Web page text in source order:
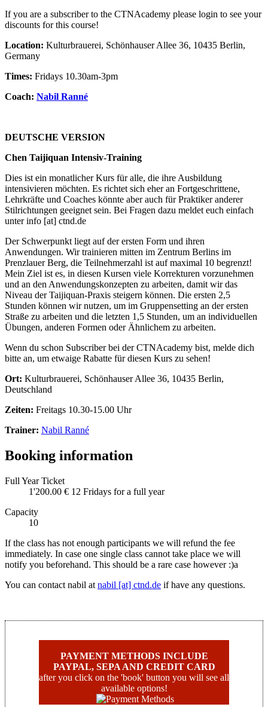
If you are a subscriber to the CTNAcademy please login to see your
discounts for this course!
Location: Kulturbrauerei, Schönhauser Allee 36, 10435 Berlin,
Germany
Times: Fridays 10.30am-3pm
Coach: Nabil Ranné
DEUTSCHE VERSION
Chen Taijiquan Intensiv-Training
Dies ist ein monatlicher Kurs für alle, die ihre Ausbildung
intensivieren möchten. Es richtet sich eher an Fortgeschrittene,
Lehrkräfte und Coaches könnte aber auch für Praktiker anderer
Stilrichtungen geeignet sein. Bei Fragen dazu meldet euch einfach
unter info [at] ctnd.de
Der Schwerpunkt liegt auf der ersten Form und ihren
Anwendungen. Wir trainieren mitten im Zentrum Berlins im
Prenzlauer Berg, die Teilnehmerzahl ist auf maximal 10 begrenzt!
Mein Ziel ist es, in diesen Kursen viele Korrekturen vorzunehmen
und an den Anwendungskonzepten zu arbeiten, damit wir das
Niveau der Taijiquan-Praxis steigern können. Die ersten 2,5
Stunden können wir nutzen, um im Gruppensetting an der ersten
Straße zu arbeiten und die letzten 1,5 Stunden, um an individuellen
Übungen, anderen Formen oder Ähnlichem zu arbeiten.
Wenn du schon Subscriber bei der CTNAcademy bist, melde dich
bitte an, um etwaige Rabatte für diesen Kurs zu sehen!
Ort: Kulturbrauerei, Schönhauser Allee 36, 10435 Berlin,
Deutschland
Zeiten: Freitags 10.30-15.00 Uhr
Trainer: Nabil Ranné
Booking information
Full Year Ticket
1'200.00 € 12 Fridays for a full year
Capacity
10
If the class has not enough participants we will refund the fee
immediately. In case one single class cannot take place we will
notify you beforehand. This should be a rare case however :)a
You can contact nabil at nabil [at] ctnd.de if have any questions.
PAYMENT METHODS INCLUDE
PAYPAL, SEPA AND CREDIT CARD
after you click on the 'book' button you will see all
available options!